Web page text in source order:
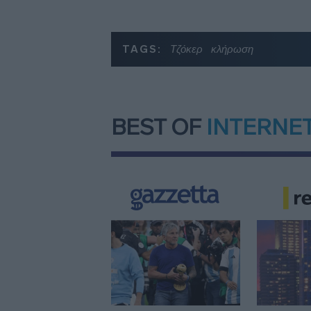
TAGS: Τζόκερ κλήρωση
BEST OF